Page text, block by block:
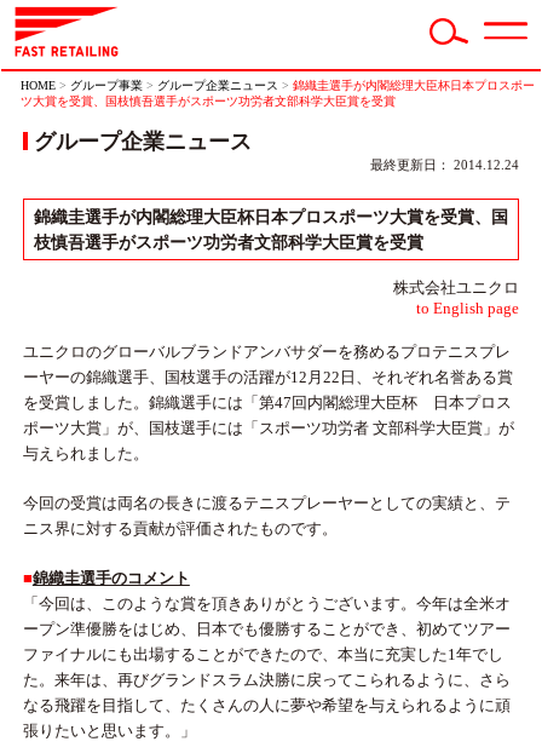
HOME > グループ事業 > グループ企業ニュース > 錦織圭選手が内閣総理大臣杯日本プロスポー
ツ大賞を受賞、国枝慎吾選手がスポーツ功労者文部科学大臣賞を受賞
グループ企業ニュース
最終更新日： 2014.12.24
錦織圭選手が内閣総理大臣杯日本プロスポーツ大賞を受賞、国
枝慎吾選手がスポーツ功労者文部科学大臣賞を受賞
株式会社ユニクロ
to English page
ユニクロのグローバルブランドアンバサダーを務めるプロテニスプレ
ーヤーの錦織選手、国枝選手の活躍が12月22日、それぞれ名誉ある賞
を受賞しました。錦織選手には「第47回内閣総理大臣杯 日本プロス
ポーツ大賞」が、国枝選手には「スポーツ功労者 文部科学大臣賞」が
与えられました。
今回の受賞は両名の長きに渡るテニスプレーヤーとしての実績と、テ
ニス界に対する貢献が評価されたものです。
■錦織圭選手のコメント
「今回は、このような賞を頂きありがとうございます。今年は全米オ
ープン準優勝をはじめ、日本でも優勝することができ、初めてツアー
ファイナルにも出場することができたので、本当に充実した1年でし
た。来年は、再びグランドスラム決勝に戻ってこられるように、さら
なる飛躍を目指して、たくさんの人に夢や希望を与えられるように頑
張りたいと思います。」